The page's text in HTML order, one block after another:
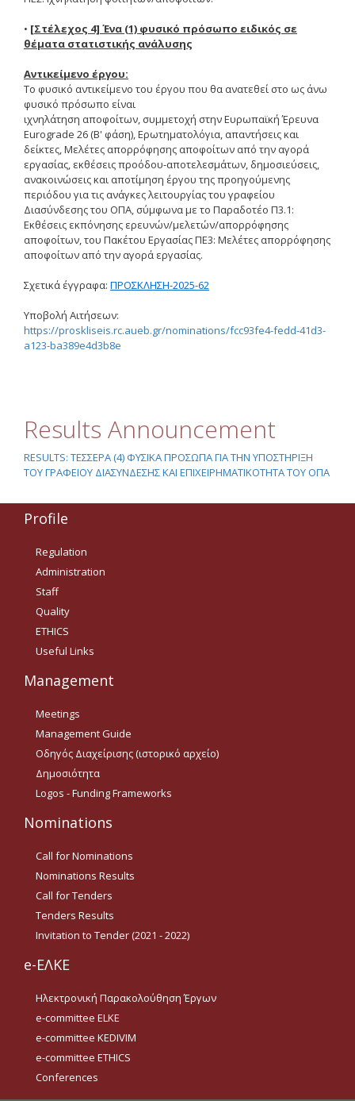
e-committee KEDIVIM
Conferences
• [Στέλεχος 4] Ένα (1) φυσικό πρόσωπο ειδικός σε
θέματα στατιστικής ανάλυσης
Αντικείμενο έργου:
Το φυσικό αντικείμενο του έργου που θα ανατεθεί στο ως άνω
φυσικό πρόσωπο είναι
ιχνηλάτηση αποφοίτων, συμμετοχή στην Ευρωπαϊκή Έρευνα
Eurograde 26 (Β' φάση), Ερωτηματολόγια, απαντήσεις και
δείκτες, Μελέτες απορρόφησης αποφοίτων από την αγορά
εργασίας, εκθέσεις προόδου-αποτελεσμάτων, δημοσιεύσεις,
ανακοινώσεις και αποτίμηση έργου της προηγούμενης
περιόδου για τις ανάγκες λειτουργίας του γραφείου
Διασύνδεσης του ΟΠΑ, σύμφωνα με το Παραδοτέο Π3.1:
Εκθέσεις εκπόνησης ερευνών/μελετών/απορρόφησης
αποφοίτων, του Πακέτου Εργασίας ΠΕ3: Μελέτες απορρόφησης
αποφοίτων από την αγορά εργασίας.
Σχετικά έγγραφα: ΠΡΟΣΚΛΗΣΗ-2025-62
Υποβολή Αιτήσεων:
https://proskliseis.rc.aueb.gr/nominations/fcc93fe4-fedd-41d3-
a123-ba389e4d3b8e
Results Announcement
RESULTS: ΤΕΣΣΕΡΑ (4) ΦΥΣΙΚΑ ΠΡΟΣΩΠΑ ΓΙΑ ΤΗΝ ΥΠΟΣΤΗΡΙΞΗ
ΤΟΥ ΓΡΑΦΕΙΟΥ ΔΙΑΣΥΝΔΕΣΗΣ ΚΑΙ ΕΠΙΧΕΙΡΗΜΑΤΙΚΟΤΗΤΑ ΤΟΥ ΟΠΑ
Profile
Regulation
Administration
Staff
Quality
ETHICS
Useful Links
Management
Meetings
Management Guide
Οδηγός Διαχείρισης (ιστορικό αρχείο)
Δημοσιότητα
Logos - Funding Frameworks
Nominations
Call for Nominations
Nominations Results
Call for Tenders
Tenders Results
Invitation to Tender (2021 - 2022)
e-ΕΛΚΕ
Ηλεκτρονική Παρακολούθηση Έργων
e-committee ELKE
e-committee KEDIVIM
e-committee ETHICS
Conferences